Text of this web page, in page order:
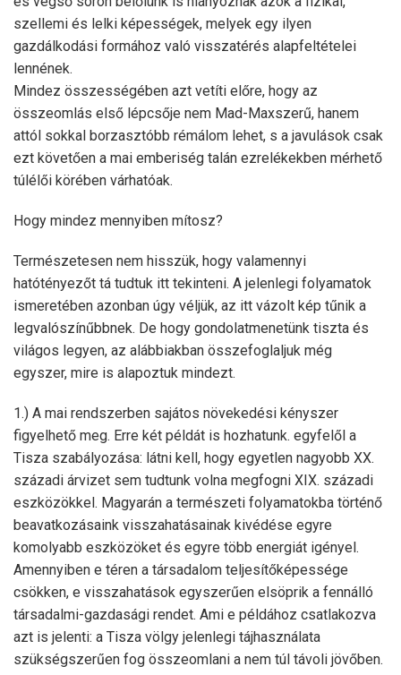
szellemi és lelki képességek, melyek egy ilyen
gazdálkodási formához való visszatérés alapfeltételei
lennének.
Mindez összességében azt vetíti előre, hogy az
összeomlás első lépcsője nem Mad-Maxszerű, hanem
attól sokkal borzasztóbb rémálom lehet, s a javulások csak
ezt követően a mai emberiség talán ezrelékekben mérhető
túlélői körében várhatóak.
Hogy mindez mennyiben mítosz?
Természetesen nem hisszük, hogy valamennyi
hatótényezőt tá tudtuk itt tekinteni. A jelenlegi folyamatok
ismeretében azonban úgy véljük, az itt vázolt kép tűnik a
legvalószínűbbnek. De hogy gondolatmenetünk tiszta és
világos legyen, az alábbiakban összefoglaljuk még
egyszer, mire is alapoztuk mindezt.
1.) A mai rendszerben sajátos növekedési kényszer
figyelhető meg. Erre két példát is hozhatunk. egyfelől a
Tisza szabályozása: látni kell, hogy egyetlen nagyobb XX.
századi árvizet sem tudtunk volna megfogni XIX. századi
eszközökkel. Magyarán a természeti folyamatokba történő
beavatkozásaink visszahatásainak kivédése egyre
komolyabb eszközöket és egyre több energiát igényel.
Amennyiben e téren a társadalom teljesítőképessége
csökken, e visszahatások egyszerűen elsöprik a fennálló
társadalmi-gazdasági rendet. Ami e példához csatlakozva
azt is jelenti: a Tisza völgy jelenlegi tájhasználata
szükségszerűen fog összeomlani a nem túl távoli jövőben.